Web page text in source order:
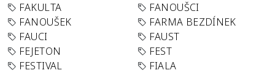
FAKULTA
FANOUŠCI
FANOUŠEK
FARMA BEZDÍNEK
FAUCI
FAUST
FEJETON
FEST
FESTIVAL
FIALA